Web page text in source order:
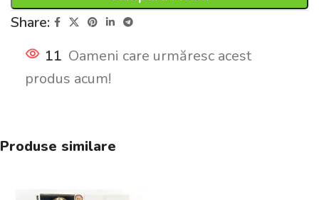
Share:
11 Oameni care urmăresc acest
produs acum!
Produse similare